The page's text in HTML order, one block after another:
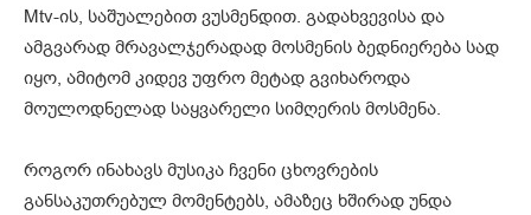
Mtv-ის, საშუალებით ვუსმენდით. გადახვევისა და
ამგვარად მრავალჯერადად მოსმენის ბედნიერება სად
იყო, ამიტომ კიდევ უფრო მეტად გვიხაროდა
მოულოდნელად საყვარელი სიმღერის მოსმენა.
როგორ ინახავს მუსიკა ჩვენი ცხოვრების
განსაკუთრებულ მომენტებს, ამაზეც ხშირად უნდა